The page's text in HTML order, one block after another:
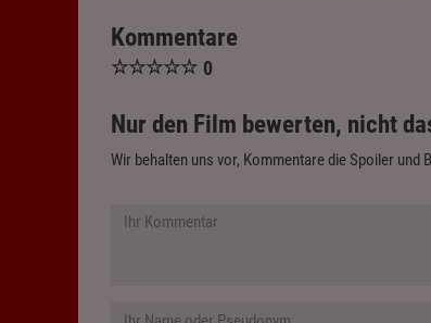
Kommentare
☆☆☆☆☆ 0
Nur den Film bewerten, nicht
Wir behalten uns vor, Kommentare die Spoiler